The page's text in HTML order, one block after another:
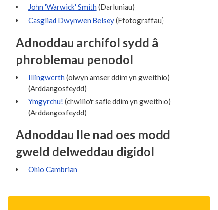
John 'Warwick' Smith (Darluniau)
Casgliad Dwynwen Belsey(Ffotograffau)
Adnoddau archifol sydd â
phroblemau penodol
Illingworth (olwyn amser ddim yn gweithio)
(Arddangosfeydd)
Ymgyrchu! (chwilio'r safle ddim yn gweithio)
(Arddangosfeydd)
Adnoddau lle nad oes modd
gweld delweddau digidol
Ohio Cambrian